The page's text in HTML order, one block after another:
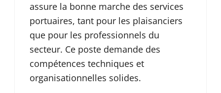
assure la bonne marche des services
portuaires, tant pour les plaisanciers
que pour les professionnels du
secteur. Ce poste demande des
compétences techniques et
organisationnelles solides.